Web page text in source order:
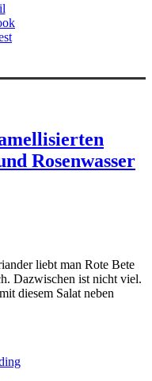
Rosenwasser
liebt man Rote Bete
Dazwischen ist nicht viel.
diesem Salat neben